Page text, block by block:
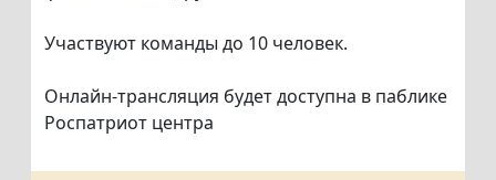
Участвуют команды до 10 человек.
Онлайн-трансляция будет доступна в паблике
Роспатриот центра